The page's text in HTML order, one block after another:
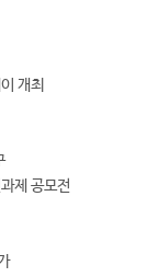
개최
제 공모전